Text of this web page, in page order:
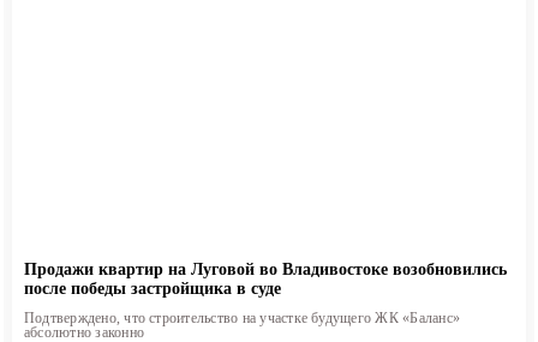
Продажи квартир на Луговой во Владивостоке возобновились
после победы застройщика в суде
Подтверждено, что строительство на участке будущего ЖК «Баланс»
абсолютно законно